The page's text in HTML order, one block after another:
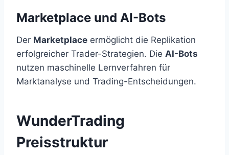
Marketplace und AI-Bots
Der Marketplace ermöglicht die Replikation
erfolgreicher Trader-Strategien. Die AI-Bots
nutzen maschinelle Lernverfahren für
Marktanalyse und Trading-Entscheidungen.
WunderTrading
Preisstruktur